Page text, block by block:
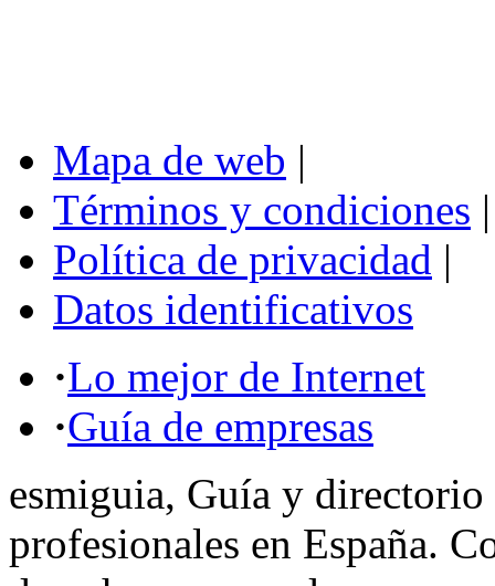
Mapa de web |
Términos y condiciones |
Política de privacidad |
Datos identificativos
·Lo mejor de Internet
·Guía de empresas
esmiguia, Guía y directorio
profesionales en España.